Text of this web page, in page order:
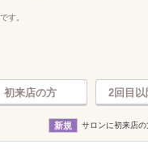
す。
初来店の方 2回目
新規 サロンに初来店の